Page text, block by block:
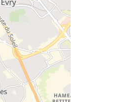
Neuf